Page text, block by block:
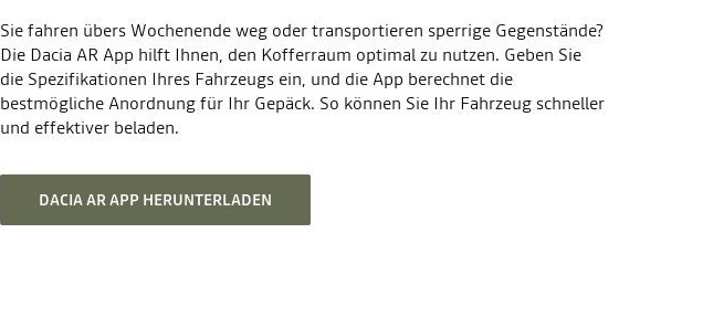
Sie fahren übers Wochenende weg oder transportieren sperrige Gegenstände?
Die Dacia AR App hilft Ihnen, den Kofferraum optimal zu nutzen. Geben Sie
die Spezifikationen Ihres Fahrzeugs ein, und die App berechnet die
bestmögliche Anordnung für Ihr Gepäck. So können Sie Ihr Fahrzeug schneller
und effektiver beladen.
DACIA AR APP HERUNTERLADEN